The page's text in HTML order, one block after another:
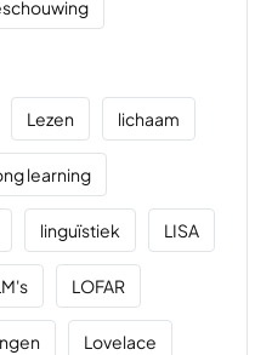
Lezen lichaam
learning
linguïstiek LISA
LOFAR
Lovelace